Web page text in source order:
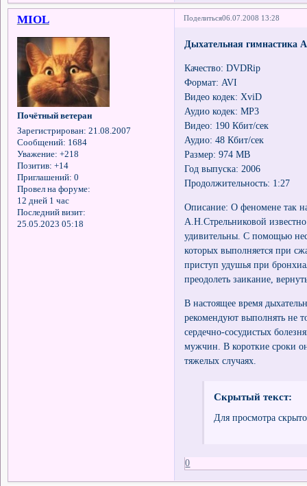
Поделиться06.07.2008 13:28
MIOL
Почётный ветеран
Зарегистрирован: 21.08.2007
Сообщений: 1684
Уважение: +218
Позитив: +14
Приглашений: 0
Провел на форуме:
12 дней 1 час
Последний визит:
25.05.2023 05:18
Дыхательная гимнастика
Качество: DVDRip
Формат: AVI
Видео кодек: XviD
Аудио кодек: MP3
Видео: 190 Кбит/сек
Аудио: 48 Кбит/сек
Размер: 974 MB
Год выпуска: 2006
Продолжительность: 1:27
Описание: О феномене так
А.Н.Стрельниковой
удивительны. С помощью
которых выполняется при
приступ удушья при
преодолеть заикание,
В настоящее время
рекомендуют выполнять не
сердечно-сосудистых
мужчин. В короткие сроки
тяжелых случаях.
Скрытый текст:
Для просмотра
0